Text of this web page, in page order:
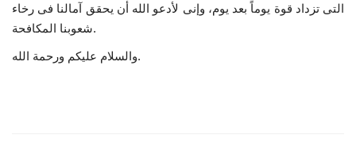
لغة
التى تزداد قوة يوماً بعد يوم، وإنى لأدعو الله أن يحقق آمالنا فى رخاء
شعوبنا المكافحة.
والسلام عليكم ورحمة الله.